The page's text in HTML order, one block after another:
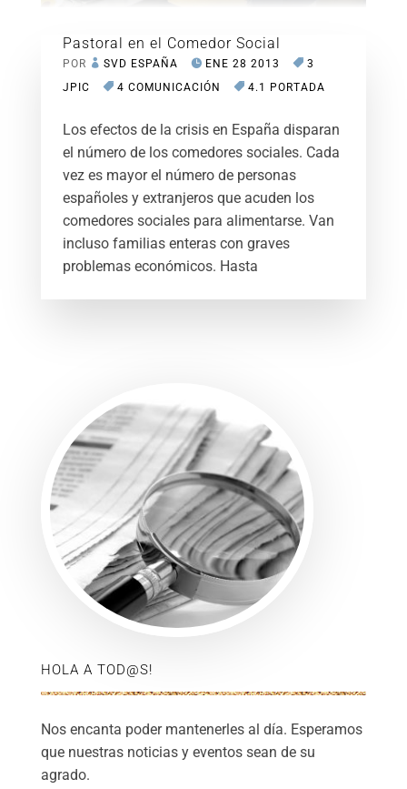
Pastoral en el Comedor Social
POR SVD ESPAÑA ENE 28 2013
3
JPIC
4 COMUNICACIÓN 4.1 PORTADA
Los efectos de la crisis en España disparan
el número de los comedores sociales. Cada
vez es mayor el número de personas
españoles y extranjeros que acuden los
comedores sociales para alimentarse. Van
incluso familias enteras con graves
problemas económicos. Hasta
HOLA A TOD@S!
Nos encanta poder mantenerles al día. Esperamos
que nuestras noticias y eventos sean de su
agrado.